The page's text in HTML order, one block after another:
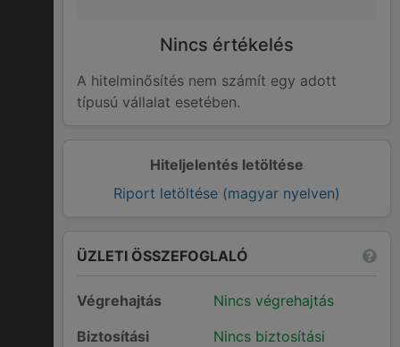
Hiteljelentés letöltése
Riport letöltése (magyar nyelven)
Nincs értékelés
A hitelminősítés nem számít egy adott
típusú vállalat esetében.
ÜZLETI ÖSSZEFOGLALÓ
Végrehajtás
Nincs végrehajtás
Biztosítási
Nincs biztosítási